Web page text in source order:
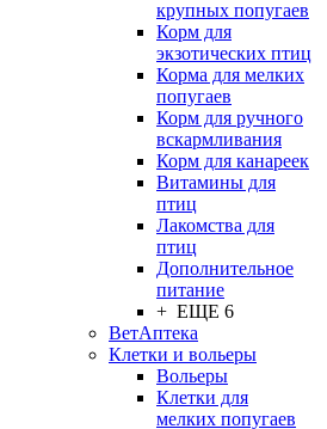
крупных попугаев
Корм для
экзотических птиц
Корма для мелких
попугаев
Корм для ручного
вскармливания
Корм для канареек
Витамины для
птиц
Лакомства для
птиц
Дополнительное
питание
+ ЕЩЕ 6
ВетАптека
Клетки и вольеры
Вольеры
Клетки для
мелких попугаев